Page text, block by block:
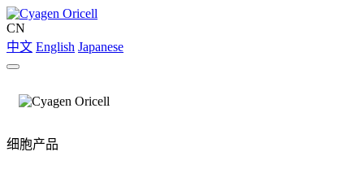
CN
中文 English Japanese
细胞产品